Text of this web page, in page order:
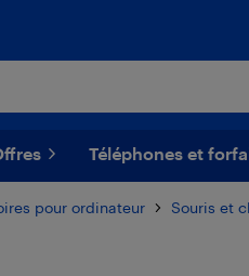
Téléphones et
pour ordinateur Souris et